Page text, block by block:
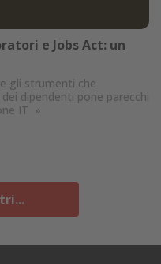
e Jobs Act: un
gli strumenti che
dipendenti pone parecchi
IT »